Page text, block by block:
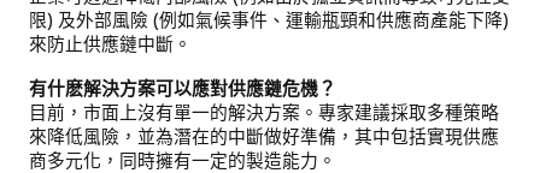
見
性、
預
測
中
斷
及
限) 及外部風險 (例如氣候事件、運輸瓶頸和供應商產能下降)
來防止供應鏈中斷。
有什麽解決方案可以應對供應鏈危機？
目前，市面上沒有單一的解決方案。專家建議採取多種策略
來降低風險，並為潛在的中斷做好準備，其中包括實現供應
商多元化，同時擁有一定的製造能力。